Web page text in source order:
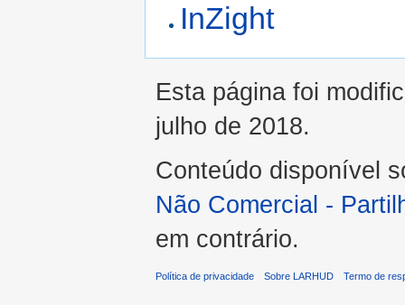
InZight
Esta página foi
julho de 2018.
Conteúdo disponível
Não Comercial -
em contrário.
Política de privacidade Sobre LARHUD Termo de